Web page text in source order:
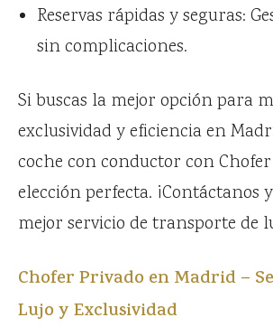
Reservas rápidas y seguras:
sin complicaciones.
Si buscas la mejor opción para
exclusividad y eficiencia en
coche con conductor con
elección perfecta. ¡Contáctanos
mejor servicio de transporte de
Chofer Privado en Madrid –
Lujo y Exclusividad